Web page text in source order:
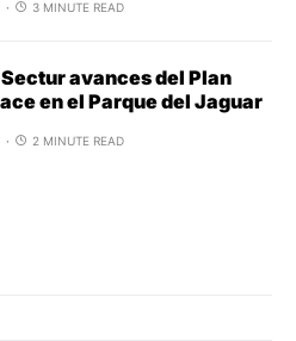
3 MINUTE READ
avances del Plan
en el Parque del Jaguar
2 MINUTE READ